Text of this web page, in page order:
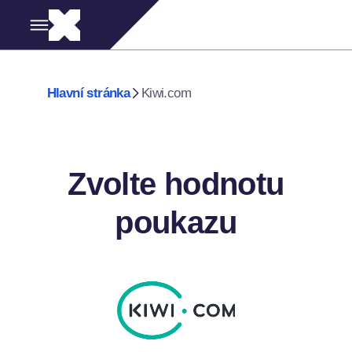
Hlavní stránka Kiwi.com
Zvolte hodnotu
poukazu